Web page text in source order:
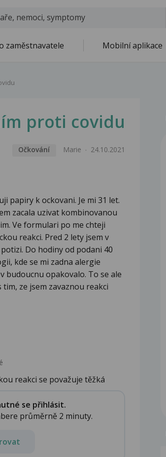
zaměstnavatele Mobilní aplikace
proti covidu
Očkování Marie 24.10.2021
papiry k ockovani. Je mi 31 let.
zacala uzivat kombinovanou
Ve formulari po me chteji
reakci. Pred 2 lety jsem v
Do hodiny od podani 40
kde se mi zadna alergie
budoucnu opakovalo. To se ale
ze jsem zavaznou reakci
reakci se považuje těžká
se přihlásit.
průměrně 2 minuty.